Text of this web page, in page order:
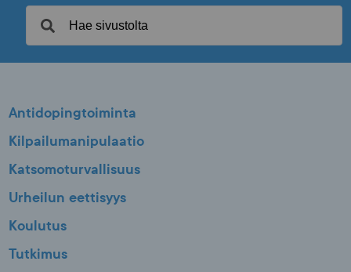
Antidopingtoiminta
Kilpailumanipulaatio
Katsomoturvallisuus
Urheilun eettisyys
Koulutus
Tutkimus